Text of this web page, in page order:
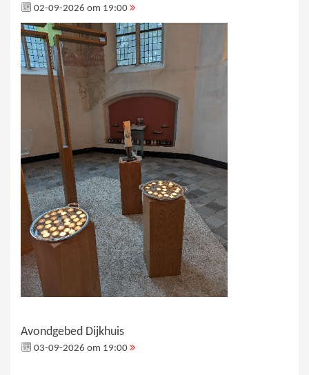
02-09-2026 om 19:00
Avondgebed Dijkhuis
03-09-2026 om 19:00